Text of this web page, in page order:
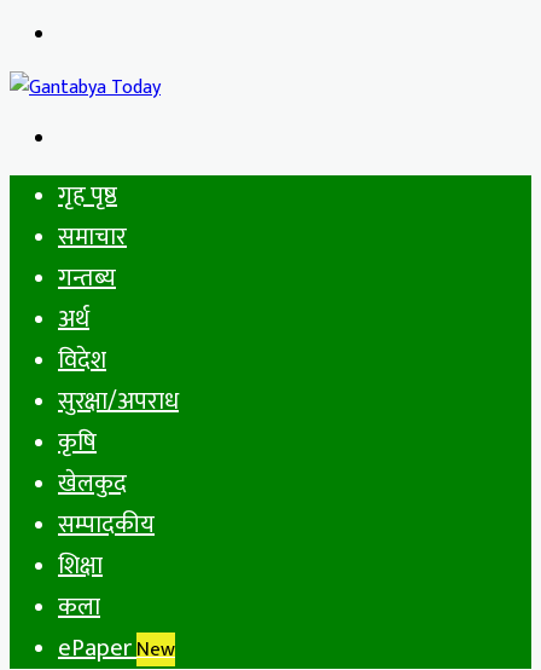
for
गृह पृष्ठ
समाचार
गन्तब्य
अर्थ
विदेश
सुरक्षा/अपराध
कृषि
खेलकुद
सम्पादकीय
शिक्षा
कला
ePaperNew